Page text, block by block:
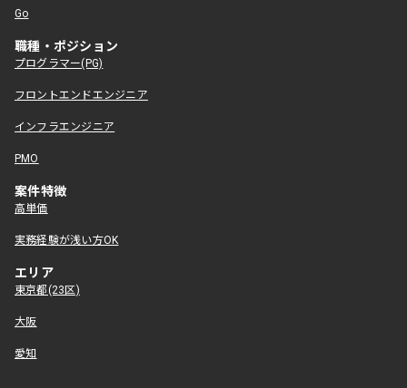
Go
職種・ポジション
プログラマー(PG)
フロントエンドエンジニア
インフラエンジニア
PMO
案件特徴
高単価
実務経験が浅い方OK
エリア
東京都(23区)
大阪
愛知